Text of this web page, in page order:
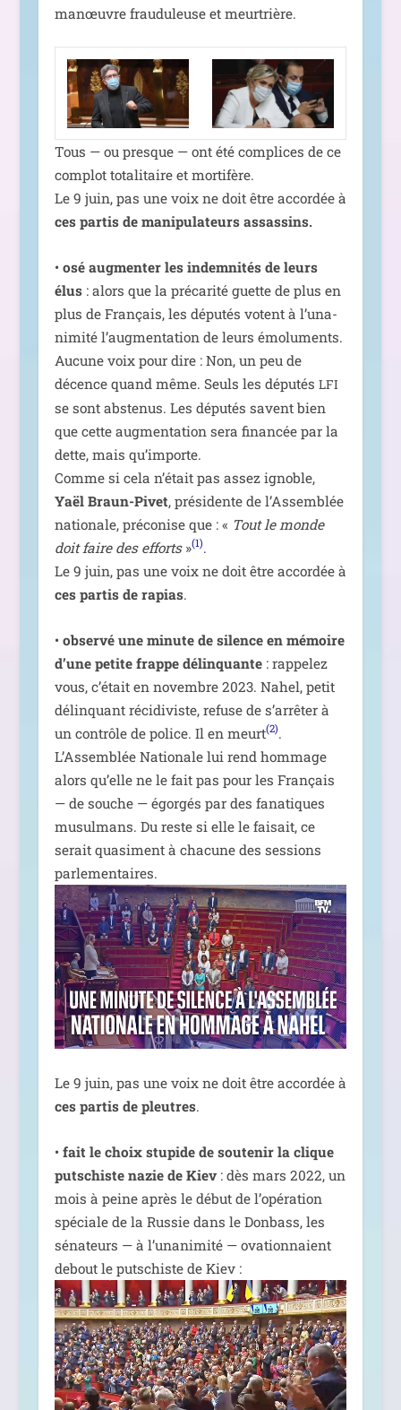
manœuvre frau­du­leuse et meurtrière.
Tous — ou presque — ont été com­plices de ce
com­plot tota­li­taire et mor­ti­fère.
Le 9 juin, pas une voix ne doit être accor­dée à
ces par­tis de mani­pu­la­teurs assassins.
• osé aug­men­ter les indem­ni­tés de leurs
élus: alors que la pré­ca­ri­té guette de plus en
plus de Français, les dépu­tés votent à l’u­na­
ni­mi­té l’aug­men­ta­tion de leurs émo­lu­ments.
Aucune voix pour dire : Non, un peu de
décence quand même. Seuls les dépu­tés LFI
se sont abs­te­nus. Les dépu­tés savent bien
que cette aug­men­ta­tion sera finan­cée par la
dette, mais qu’im­porte.
Comme si cela n’é­tait pas assez ignoble,
Yaël Braun-Pivet, pré­si­dente de l’Assemblée
natio­nale, pré­co­nise que : « Tout le monde
doit faire des efforts»(1).
Le 9 juin, pas une voix ne doit être accor­dée à
ces par­tis de rapias.
• obser­vé une minute de silence en mémoire
d’une petite frappe délin­quante: rap­pe­lez
vous, c’é­tait en novembre 2023. Nahel, petit
délin­quant réci­di­viste, refuse de s’ar­rê­ter à
un contrôle de police. Il en meurt(2).
L’Assemblée Nationale lui rend hom­mage
alors qu’elle ne le fait pas pour les Français
— de souche — égor­gés par des fana­tiques
musul­mans. Du reste si elle le fai­sait, ce
serait qua­si­ment à cha­cune des ses­sions
parlementaires.
Le 9 juin, pas une voix ne doit être accor­dée à
ces par­tis de pleutres.
• fait le choix stu­pide de sou­te­nir la clique
put­schiste nazie de Kiev: dès mars 2022, un
mois à peine après le début de l’o­pé­ra­tion
spé­ciale de la Russie dans le Donbass, les
séna­teurs — à l’u­na­ni­mi­té — ova­tion­naient
debout le put­schiste de Kiev :